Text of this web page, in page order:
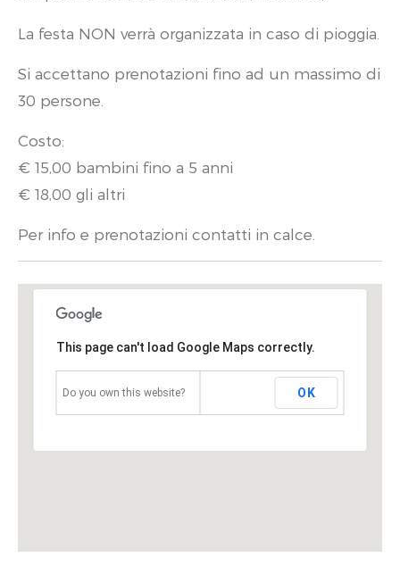
La festa NON verrà organizzata in caso di pioggia.
Si accettano prenotazioni fino ad un massimo di
30 persone.
Costo:
€ 15,00 bambini fino a 5 anni
€ 18,00 gli altri
Per info e prenotazioni contatti in calce.
This page can't load Google Maps correctly.
Do you own this website? OK